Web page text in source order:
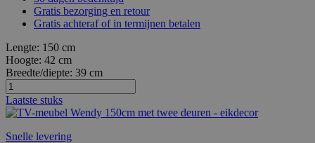
Gratis bezorging en retour
Gratis achteraf of in termijnen betalen
Lengte: 150 cm
Hoogte: 42 cm
Breedte/diepte: 39 cm
Laatste stuks
Snelle levering